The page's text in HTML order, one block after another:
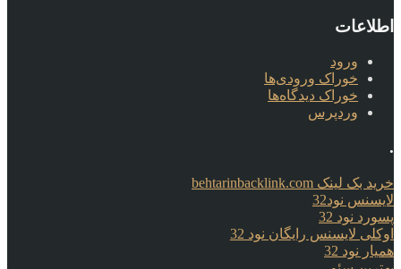
اطلاعات
ورود
خوراک ورودی‌ها
خوراک دیدگاه‌ها
وردپرس
.
خرید بک لینک behtarinbacklink.com
لایسنس نود32
پسورد نود 32
اوکلی لایسنس رایگان نود 32
همیار نود 32